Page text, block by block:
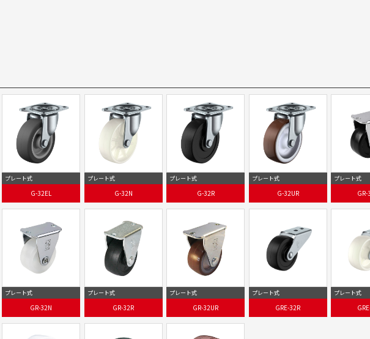
プレート式
G-32EL
プレート式
G-32N
プレート式
G-32R
プレート式
G-32UR
プレート式
GR-
プレート式
GR-32N
プレート式
GR-32R
プレート式
GR-32UR
プレート式
GRE-32R
プレート式